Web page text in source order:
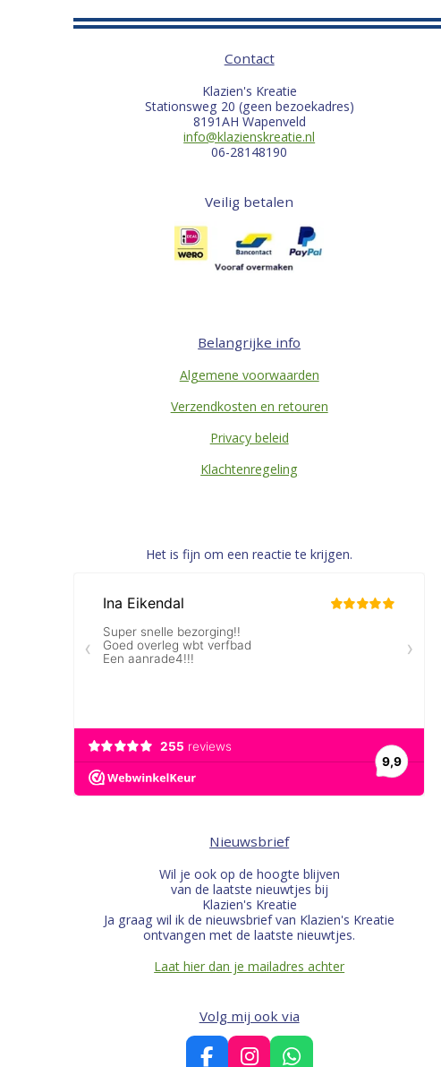
Contact
Klazien's Kreatie
Stationsweg 20 (geen bezoekadres)
8191AH Wapenveld
info@klazienskreatie.nl
06-28148190
Veilig betalen
Belangrijke info
Algemene voorwaarden
Verzendkosten en retouren
Privacy beleid
Klachtenregeling
Het is fijn om een reactie te krijgen.
Nieuwsbrief
Wil je ook op de hoogte blijven
van de laatste nieuwtjes bij
Klazien's Kreatie
Ja graag wil ik de nieuwsbrief van Klazien's Kreatie
ontvangen met de laatste nieuwtjes.
Laat hier dan je mailadres achter
Volg mij ook via